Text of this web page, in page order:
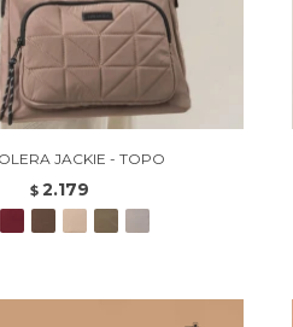
JACKIE - TOPO
$ 2.179